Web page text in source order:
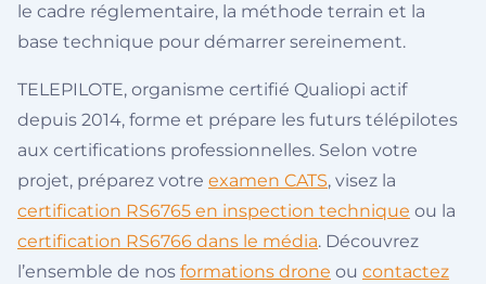
le cadre réglementaire, la méthode terrain et la
base technique pour démarrer sereinement.
TELEPILOTE, organisme certifié Qualiopi actif
depuis 2014, forme et prépare les futurs télépilotes
aux certifications professionnelles. Selon votre
projet, préparez votre examen CATS, visez la
certification RS6765 en inspection technique ou la
certification RS6766 dans le média. Découvrez
l’ensemble de nos formations drone ou contactez